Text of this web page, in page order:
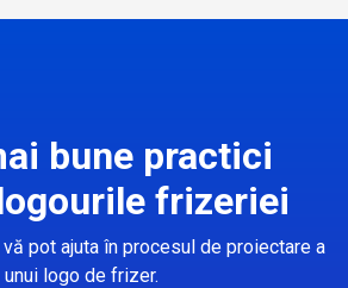
bune practici
frizeriei
pot ajuta în procesul de proiectare a
unui logo de frizer.